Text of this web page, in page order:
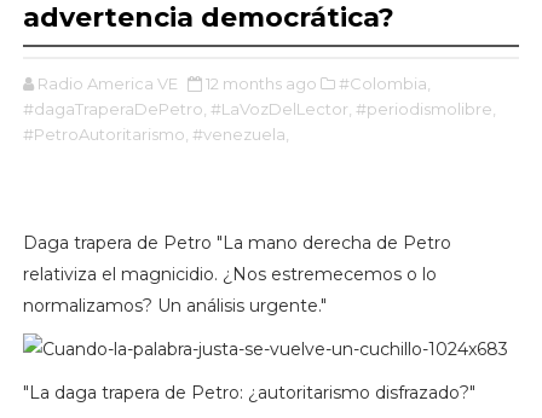
advertencia democrática?
Radio America VE 12 months ago
#Colombia,
#dagaTraperaDePetro, #LaVozDelLector, #periodismolibre,
#PetroAutoritarismo, #venezuela,
Daga trapera de Petro "La mano derecha de Petro
relativiza el magnicidio. ¿Nos estremecemos o lo
normalizamos? Un análisis urgente."
"La daga trapera de Petro: ¿autoritarismo disfrazado?"